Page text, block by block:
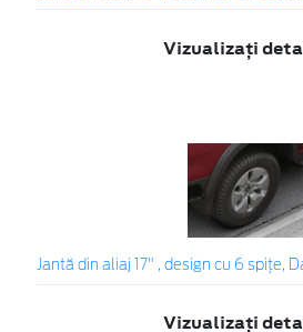
Vizualizați
Jantă din aliaj 17" , design cu 6 spiţe,
Vizualizați